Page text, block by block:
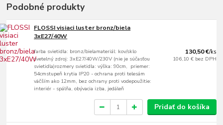
Podobné produkty
FLOSSI visiaci luster bronz/biela
3xE27/40W
farba svietidla: bronz/bielamateriál: kov/sklo
svetelný zdroj: 3xE27/40W/230V (nie je súčasťou
svietidla)rozmery svietidla: výška: 90cm, priemer:
54cmstupeň krytia IP20 - ochrana proti telesám
väčším ako 12mm, bez ochrany proti vodepoužitie:
interiér - spálňa, obývacia izba, jedáleň
130,50 €/ks
106,10 € bez DPH
Pridať do košíka